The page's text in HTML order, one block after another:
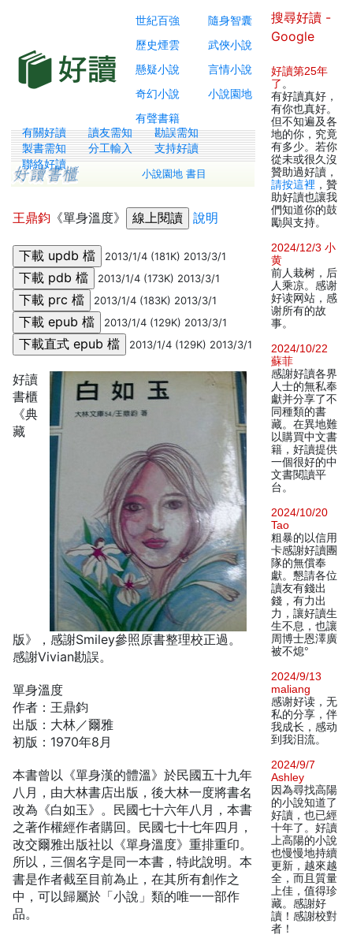
世紀百強
隨身智囊
歷史煙雲
武俠小說
懸疑小說
言情小說
奇幻小說
小說園地
有聲書籍
有關好讀 讀友需知
勘誤需知
製書需知
分工輸入
支持好讀
聯絡好讀
小說園地 書目
王鼎鈞 《單身溫度》 說明
2013/1/4 (181K) 2013/3/1
2013/1/4 (173K) 2013/3/1
2013/1/4 (183K) 2013/3/1
2013/1/4 (129K) 2013/3/1
2013/1/4 (129K) 2013/3/1
好讀
書櫃
《典
藏
版》，感謝Smiley參照原書整理校正過。
感謝Vivian勘誤。
單身溫度
作者：王鼎鈞
出版：大林／爾雅
初版：1970年8月
本書曾以《單身漢的體溫》於民國五十九年
八月，由大林書店出版，後大林一度將書名
改為《白如玉》。民國七十六年八月，本書
之著作權經作者購回。民國七十七年四月，
改交爾雅出版社以《單身溫度》重排重印。
所以，三個名字是同一本書，特此說明。本
書是作者截至目前為止，在其所有創作之
中，可以歸屬於「小說」類的唯一一部作
品。
搜尋好讀 -
Google
好讀第25年
了 。
有好讀真好，
有你也真好。
但不知遍及各
地的你，究竟
有多少。若你
從未或很久沒
贊助過好讀，
請按這裡 ，贊
助好讀也讓我
們知道你的鼓
勵與支持。
2024/12/3 小
黄
前人栽树，后
人乘凉。感谢
好读网站，感
谢所有的故
事。
2024/10/22
蘇菲
感謝好讀各界
人士的無私奉
獻并分享了不
同種類的書
藏。在異地難
以購買中文書
籍，好讀提供
一個很好的中
文書閱讀平
台。
2024/10/20
Tao
粗暴的以信用
卡感謝好讀團
隊的無償奉
獻。懇請各位
讀友有錢出
錢，有力出
力，讓好讀生
生不息，也讓
周博士恩澤廣
被不熄°
2024/9/13
maliang
感谢好读，无
私的分享，伴
我成长，感动
到我泪流。
2024/9/7
Ashley
因為尋找高陽
的小說知道了
好讀，也已經
十年了。好讀
上高陽的小說
也慢慢地持續
更新，越來越
全，而且質量
上佳，值得珍
藏。感謝好
讀！感謝校對
者！